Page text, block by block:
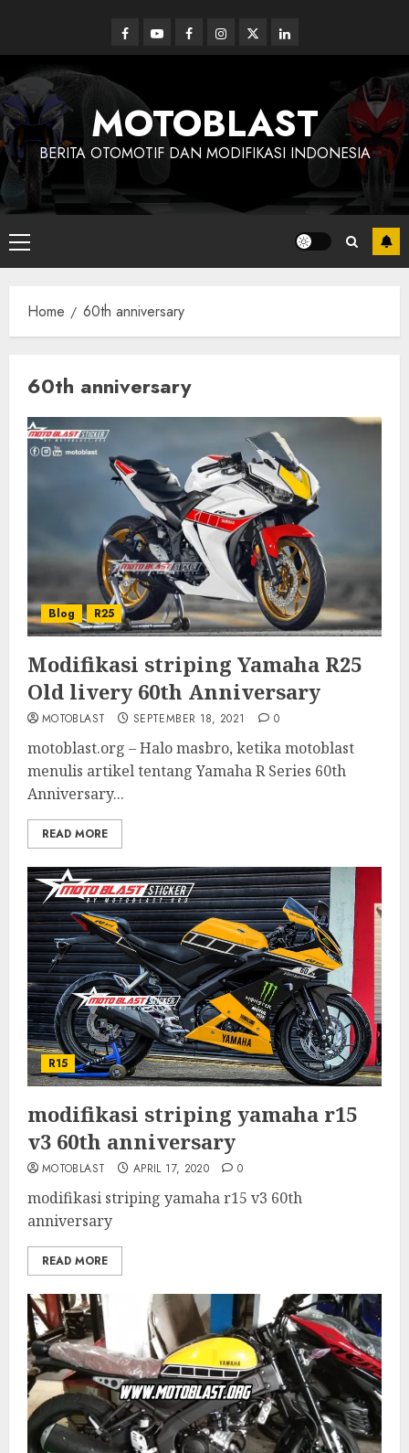
content
Facebook
YoutubeFacebookInstagram
Twitterlinkedin
MOTOBLAST
BERITA OTOMOTIF DAN MODIFIKASI INDONESIA
Primary
Menu
Home 60th anniversary
60th anniversary
Blog R25
Modifikasi striping Yamaha R25
Old livery 60th Anniversary
MOTOBLAST SEPTEMBER 18, 2021 0
motoblast.org – Halo masbro, ketika motoblast
menulis artikel tentang Yamaha R Series 60th
Anniversary...
READ MORE
R15
modifikasi striping yamaha r15
v3 60th anniversary
MOTOBLAST APRIL 17, 2020 0
modifikasi striping yamaha r15 v3 60th
anniversary
READ MORE